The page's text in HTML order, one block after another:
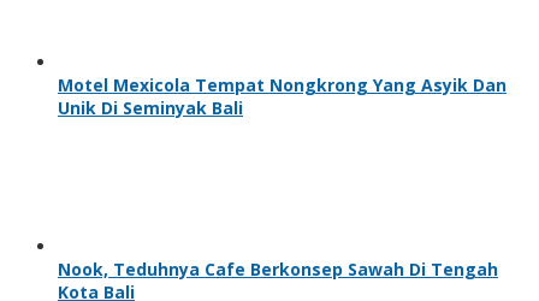
Motel Mexicola Tempat Nongkrong Yang Asyik Dan
Unik Di Seminyak Bali
Nook, Teduhnya Cafe Berkonsep Sawah Di Tengah
Kota Bali